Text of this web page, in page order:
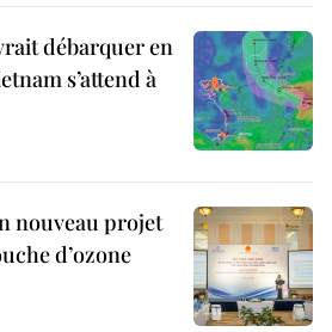
débarquer en
s’attend à
nouveau projet
d’ozone